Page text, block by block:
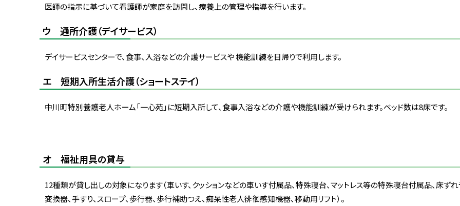
医師の指示に基づいて看護師が家庭を訪問し、療養上の管理や指導を行います。
ウ 通所介護（デイサービス）
デイサービスセンターで、食事、入浴などの介護サービスや 機能訓練を日帰りで利用します。
エ 短期入所生活介護（ショートステイ）
中川町特別養護老人ホーム「一心苑」に短期入所して、食事入浴などの介護や機能訓練が受けられます。ベッド数は8床です。
オ 福祉用具の貸与
12種類が貸し出しの対象になります（車いす、クッションなどの車いす付属品、特殊寝台、マットレス等の特殊寝台付属品、床ず
変換器、手すり、スロープ、歩行器、歩行補助つえ、痴呆性老人徘徊感知機器、移動用リフト）。